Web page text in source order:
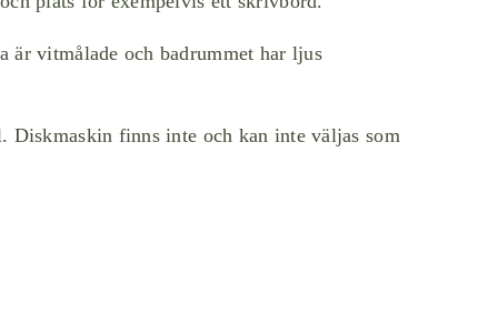
är vitmålade och badrummet har ljus
finns inte och kan inte väljas som